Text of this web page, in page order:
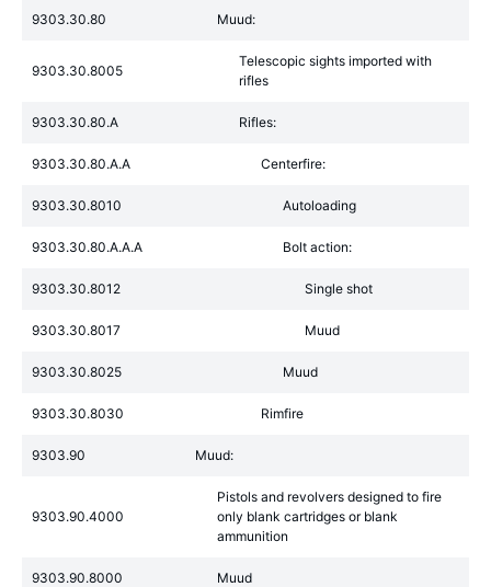
9303.30.80 Muud:
9303.30.8005
Telescopic sights imported with
rifles
9303.30.80.A Rifles:
9303.30.80.A.A Centerfire:
9303.30.8010 Autoloading
9303.30.80.A.A.A Bolt action:
9303.30.8012 Single shot
9303.30.8017 Muud
9303.30.8025 Muud
9303.30.8030 Rimfire
9303.90 Muud:
9303.90.4000
Pistols and revolvers designed to fire
only blank cartridges or blank
ammunition
9303.90.8000 Muud